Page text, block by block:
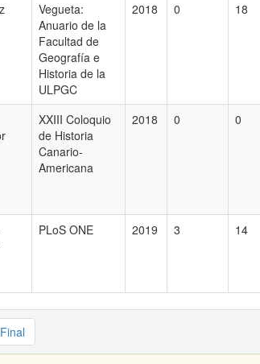
Vegueta:
Anuario de la
Facultad de
Geografía e
Historia de la
ULPGC
2018 0 18
XXIII Coloquio
de Historia
Canario-
Americana
2018 0 0
PLoS ONE 2019 3 14
Final